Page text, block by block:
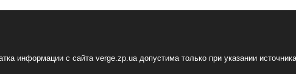
информации с сайта verge.zp.ua допустима только при указании